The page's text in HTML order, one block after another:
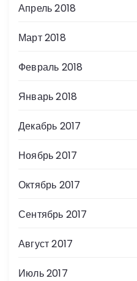
Апрель 2018
Март 2018
Февраль 2018
Январь 2018
Декабрь 2017
Ноябрь 2017
Октябрь 2017
Сентябрь 2017
Август 2017
Июль 2017